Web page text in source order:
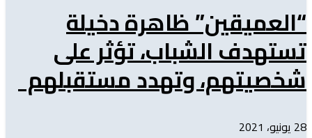
“العميقين” ظاهرة دخيلة
تستهدف الشباب، تؤثر على
شخصيتهم، وتهدد مستقبلهم
28 يونيو، 2021